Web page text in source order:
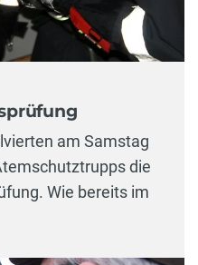
am Samstag
die
Wie bereits im